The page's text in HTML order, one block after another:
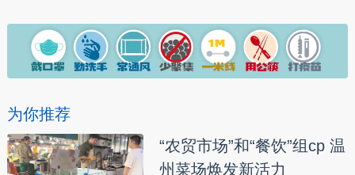
为你推荐
“农贸市场”和“餐饮”组cp 温
州菜场焕发新活力